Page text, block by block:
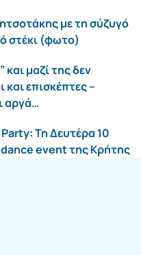
με τη σύζυγό
στέκι (φωτο)
και μαζί της δεν
επισκέπτες –
αργά…
Τη Δευτέρα 10
event της Κρήτης